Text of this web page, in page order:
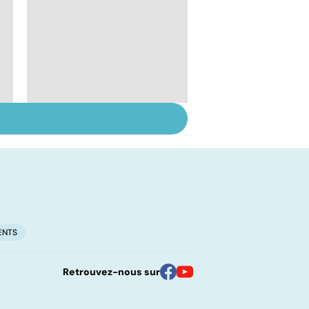
d'une enquête
Retrouvez-nous sur